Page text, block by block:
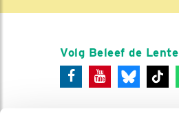
Volg Beleef de Lente